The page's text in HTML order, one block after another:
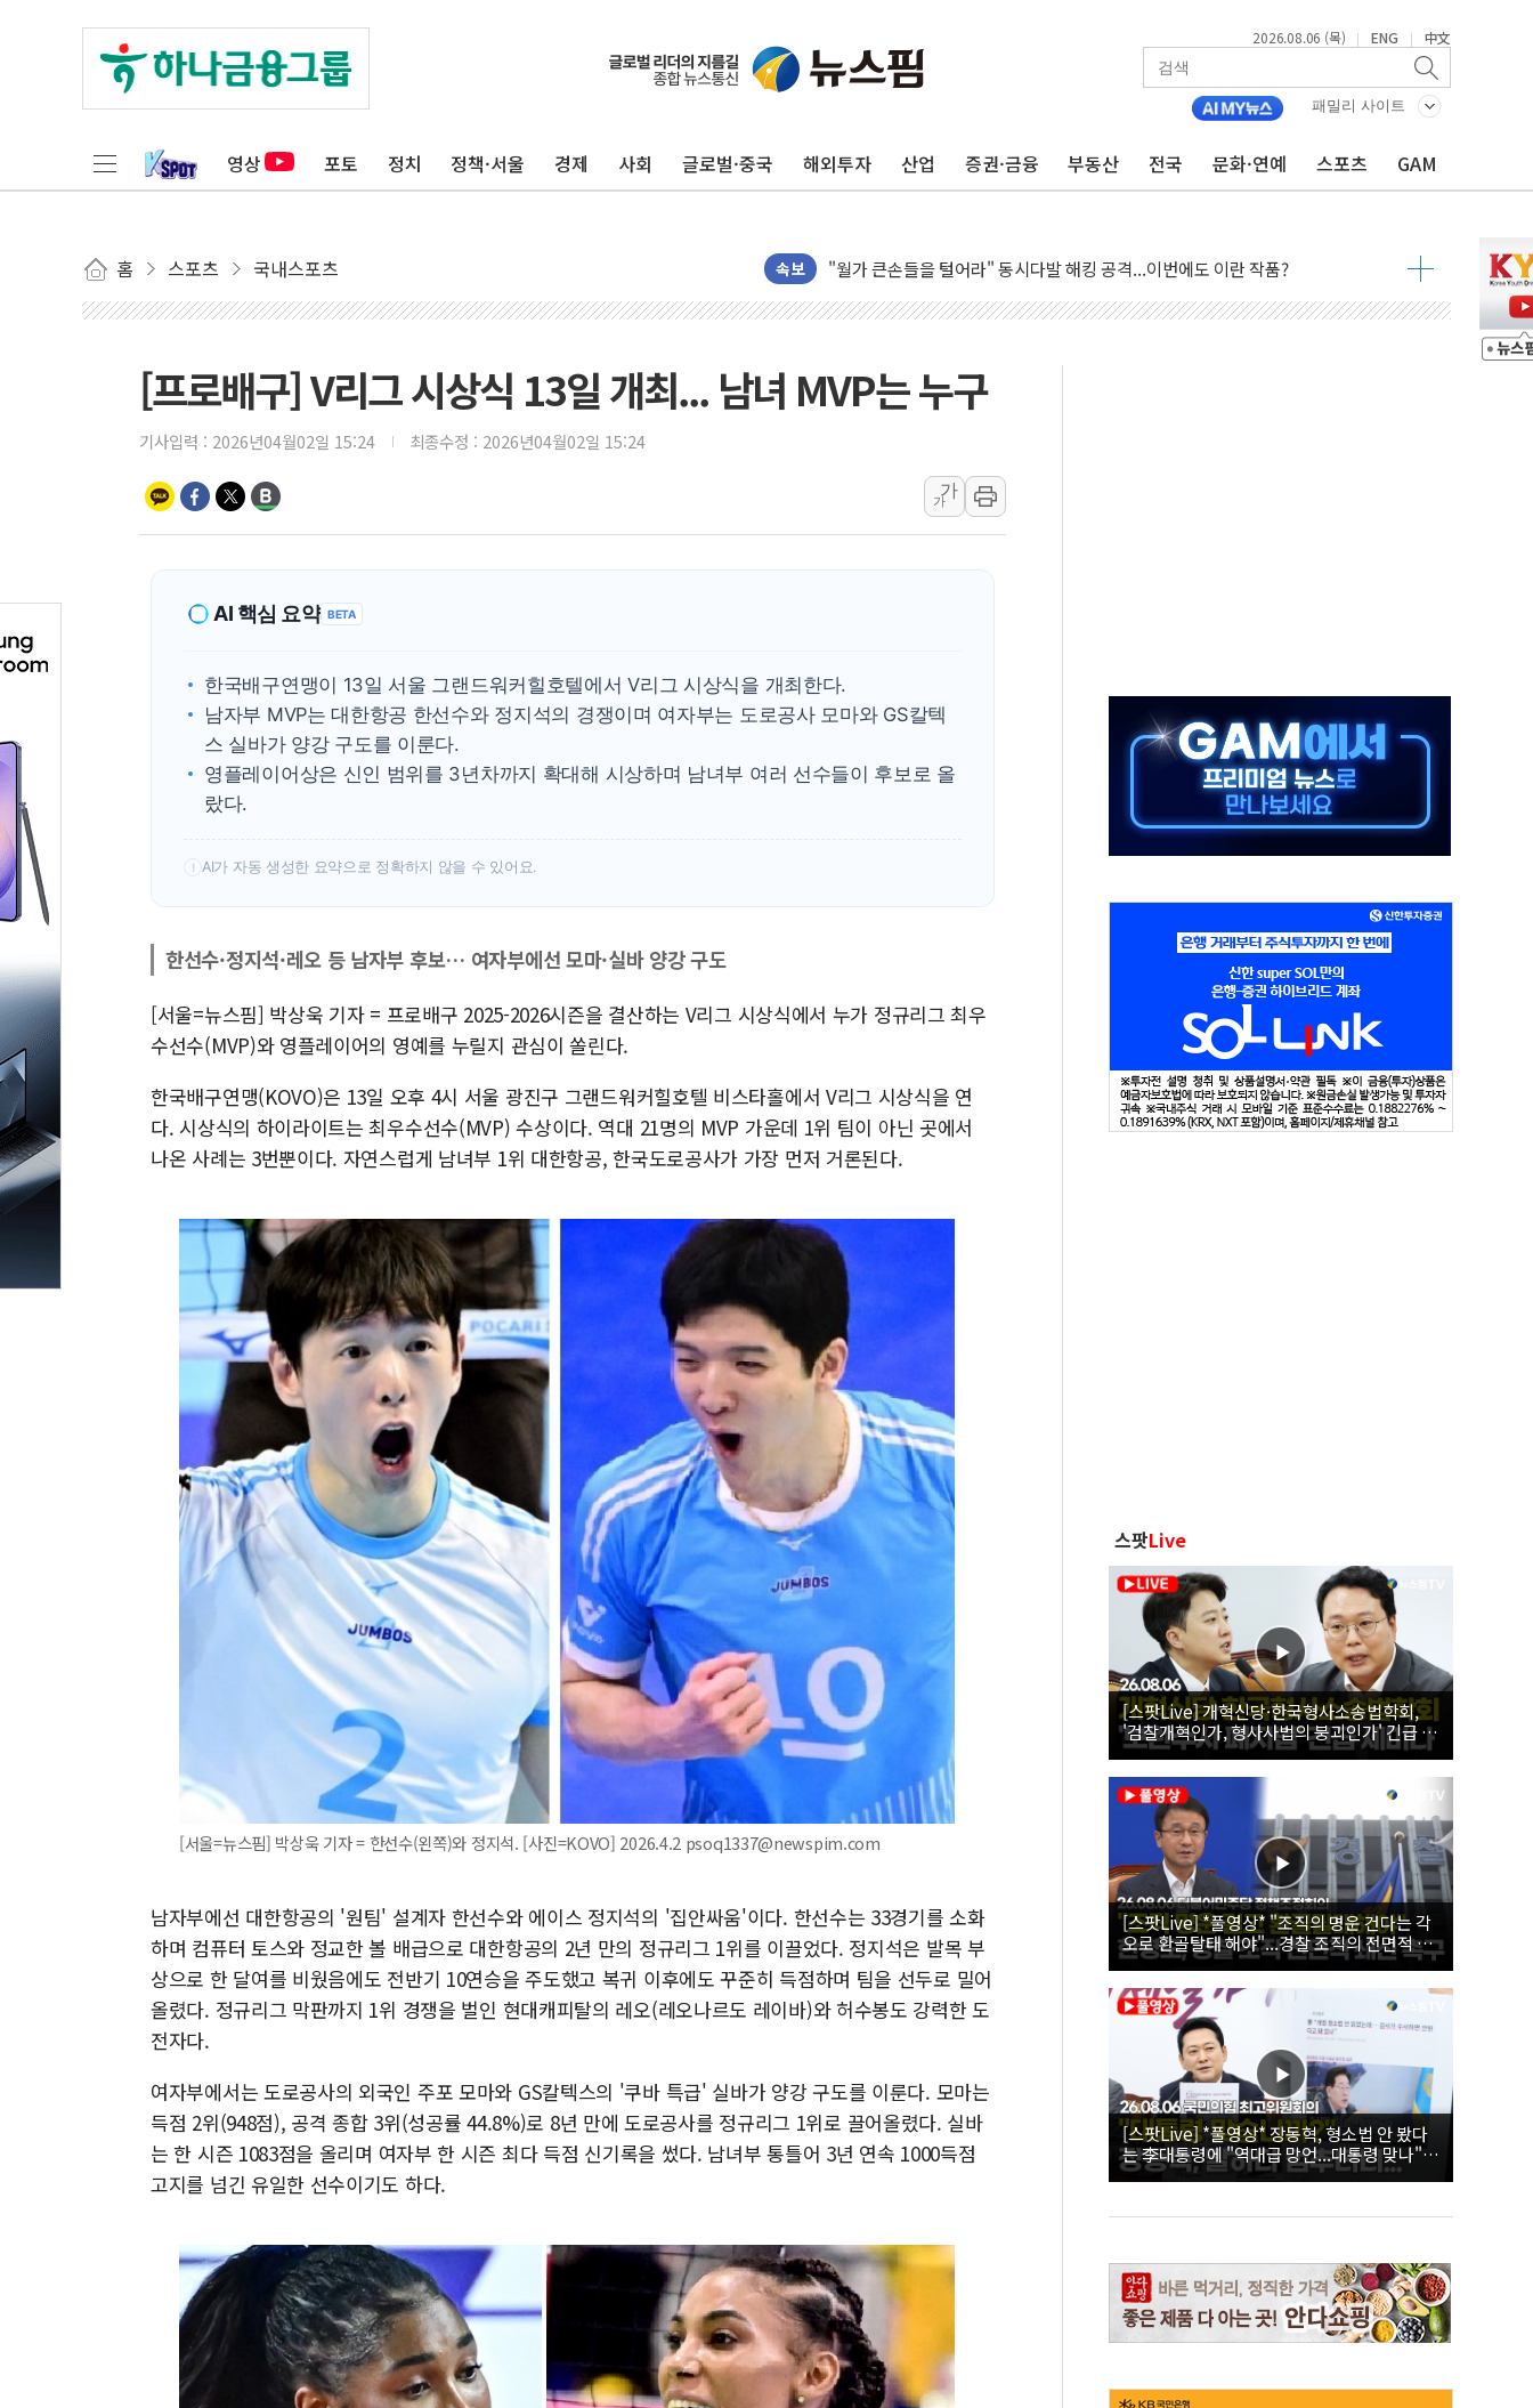
2026.08.06 (목) | ENG | 中文
패밀리 사이트
영상 포토 정치 정책·서울 경제 사회 글로벌·중국 해외투자 산업 증권·금융 부동산 전국 문화·연예 스포츠 GAM
홈 스포츠 국내스포츠 속보
현대리바트, '2026 코리아빌드위크' 참가…리모델링 상담 제공
[K메이커] 코셔에서 할랄까지…대상, 종가가 넘은 건 국경 아닌 '식문화 장벽'
흥국자산운용, 코스닥 성장주 담은 채권혼합 펀드 2종 출시
외국인 돌아왔지만 …'삼전·하이닉스'는 사고 급등주는 팔았다
미래에셋자산운용 "변동성 커진 AI 반도체, 메모리 넘어 밸류체인 분산 투자해야"
반도체 대형주 급락에 코스피 4%↓…매도 사이드카 발동
더본코리아 홍콩반점, '부산 돼지국밥짬뽕' 2주간 전국 한시 판매
환율 100원 빠지면 현대차 영업익 2.2조 증발...하반기 '환율 역풍' 우려
국내 최대 400MW 규모 해남 태양광발전 '첫삽'…남동발전, 재생에너지 '앞장'
카카오, 'AI 수익화' 내년 상반기부터 본격화
경찰, '홍명보 감독 선임 의혹' 축구협회 압수수색
일 안 하고 '초과근무 수당' 챙긴 경찰관 2명 송치
토마토시스템 조길주·이강찬 대표, 자사주 매수
[프로배구] V리그 시상식 13일 개최... 남녀 MVP는 누구
기사입력 : 2026년04월02일 15:24 최종수정 : 2026년04월02일 15:24
가
가
AI 핵심 요약 BETA
한국배구연맹이 13일 서울 그랜드워커힐호텔에서 V리그 시상식을 개최한다.
남자부 MVP는 대한항공 한선수와 정지석의 경쟁이며 여자부는 도로공사 모마와 GS칼텍
스 실바가 양강 구도를 이룬다.
영플레이어상은 신인 범위를 3년차까지 확대해 시상하며 남녀부 여러 선수들이 후보로 올
랐다.
! AI가 자동 생성한 요약으로 정확하지 않을 수 있어요.
한선수·정지석·레오 등 남자부 후보… 여자부에선 모마·실바 양강 구도
[서울=뉴스핌] 박상욱 기자 = 프로배구 2025-2026시즌을 결산하는 V리그 시상식에서 누가 정규리그 최우
수선수(MVP)와 영플레이어의 영예를 누릴지 관심이 쏠린다.
한국배구연맹(KOVO)은 13일 오후 4시 서울 광진구 그랜드워커힐호텔 비스타홀에서 V리그 시상식을 연
다. 시상식의 하이라이트는 최우수선수(MVP) 수상이다. 역대 21명의 MVP 가운데 1위 팀이 아닌 곳에서
나온 사례는 3번뿐이다. 자연스럽게 남녀부 1위 대한항공, 한국도로공사가 가장 먼저 거론된다.
[서울=뉴스핌] 박상욱 기자 = 한선수(왼쪽)와 정지석. [사진=KOVO] 2026.4.2 psoq1337@newspim.com
남자부에선 대한항공의 '원팀' 설계자 한선수와 에이스 정지석의 '집안싸움'이다. 한선수는 33경기를 소화
하며 컴퓨터 토스와 정교한 볼 배급으로 대한항공의 2년 만의 정규리그 1위를 이끌었다. 정지석은 발목 부
상으로 한 달여를 비웠음에도 전반기 10연승을 주도했고 복귀 이후에도 꾸준히 득점하며 팀을 선두로 밀어
올렸다. 정규리그 막판까지 1위 경쟁을 벌인 현대캐피탈의 레오(레오나르도 레이바)와 허수봉도 강력한 도
전자다.
여자부에서는 도로공사의 외국인 주포 모마와 GS칼텍스의 '쿠바 특급' 실바가 양강 구도를 이룬다. 모마는
득점 2위(948점), 공격 종합 3위(성공률 44.8%)로 8년 만에 도로공사를 정규리그 1위로 끌어올렸다. 실바
는 한 시즌 1083점을 올리며 여자부 한 시즌 최다 득점 신기록을 썼다. 남녀부 통틀어 3년 연속 1000득점
고지를 넘긴 유일한 선수이기도 하다.
스팟Live
[스팟Live] 개혁신당·한국형사소송법학회,
'검찰개혁인가, 형사사법의 붕괴인가' 긴급 세
미나｜26.08.06
[스팟Live] *풀영상* "조직의 명운 건다는 각
오로 환골탈태 해야"...경찰 조직의 전면적 쇄
신 촉구한 한병도 | 26.08.06 더불어민주당 정
책조정회의
[스팟Live] *풀영상* 장동혁, 형소법 안 봤다
는 李대통령에 "역대급 망언...대통령 맞나"｜
26.08.06 국민의힘 최고위원회의